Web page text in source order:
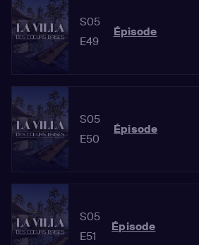
S05
E49
Épisode
S05
E50
Épisode
S05
E51
Épisode